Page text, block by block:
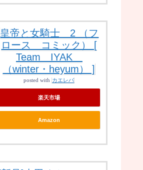
皇帝と女騎士 2 （フ
ロース コミック） [
Team IYAK
（winter・heyum） ]
posted with カエレバ
楽天市場
Amazon